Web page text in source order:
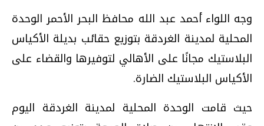
وجه اللواء أحمد عبد الله محافظ البحر الأحمر الوحدة
المحلية لمدينة الغردقة بتوزيع حقائب بديلة الأكياس
البلاستيك مجانًا على الأهالي لتوفيرها والقضاء على
الأكياس البلاستيك الضارة.
حيث قامت الوحدة المحلية لمدينة الغردقة اليوم